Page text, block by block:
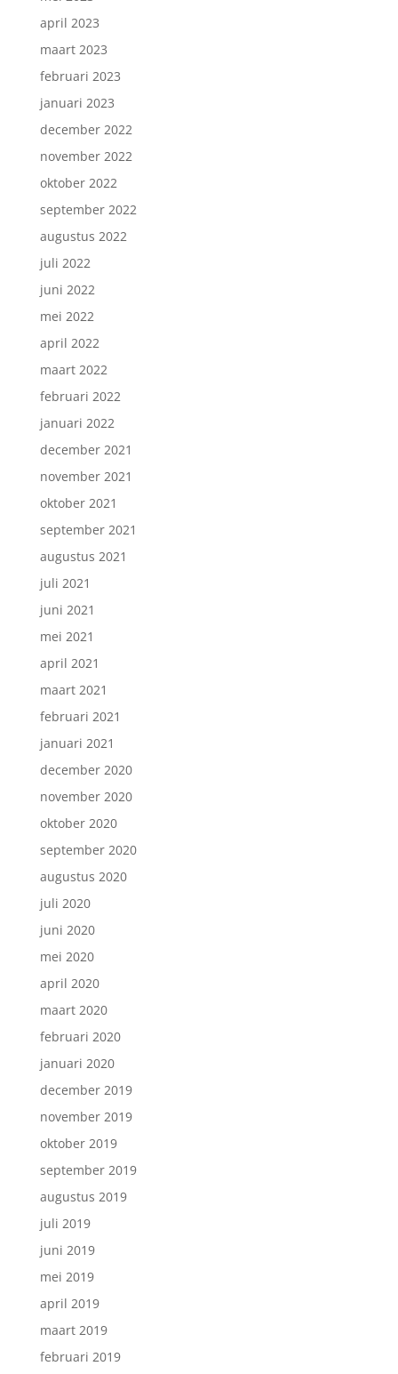
april 2023
maart 2023
februari 2023
januari 2023
december 2022
november 2022
oktober 2022
september 2022
augustus 2022
juli 2022
juni 2022
mei 2022
april 2022
maart 2022
februari 2022
januari 2022
december 2021
november 2021
oktober 2021
september 2021
augustus 2021
juli 2021
juni 2021
mei 2021
april 2021
maart 2021
februari 2021
januari 2021
december 2020
november 2020
oktober 2020
september 2020
augustus 2020
juli 2020
juni 2020
mei 2020
april 2020
maart 2020
februari 2020
januari 2020
december 2019
november 2019
oktober 2019
september 2019
augustus 2019
juli 2019
juni 2019
mei 2019
april 2019
maart 2019
februari 2019